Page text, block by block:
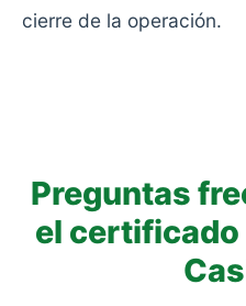
cierre de la operación.
Preguntas
el certificado